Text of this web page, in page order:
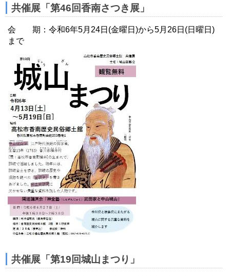
共催展「第46回香南さつき展」
会 期：令和6年5月24日(金曜日)から5月26日(日曜日)
まで
共催展「第19回城山まつり」